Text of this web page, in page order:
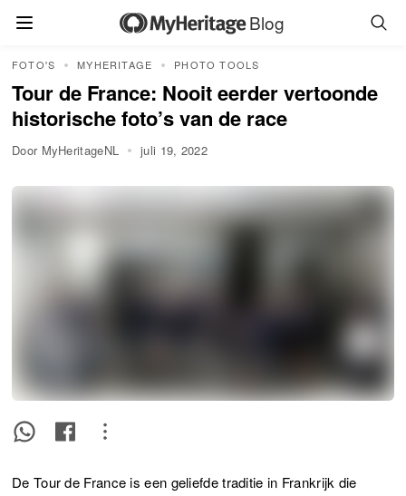
Blog
FOTO'S MYHERITAGE PHOTO TOOLS
Tour de France: Nooit eerder vertoonde
historische foto’s van de race
Door MyHeritageNL juli 19, 2022
De Tour de France is een geliefde traditie in Frankrijk die